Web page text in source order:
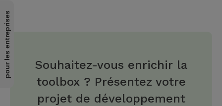
Souhaitez-vous enrichir la
toolbox ? Présentez votre
projet de développement
pour les entreprises